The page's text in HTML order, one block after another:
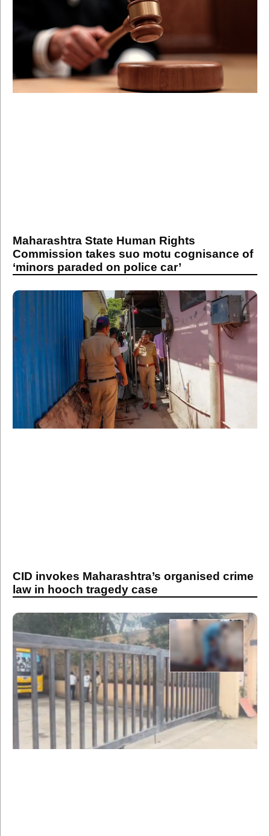
Maharashtra State Human Rights
Commission takes suo motu cognisance of
‘minors paraded on police car’
CID invokes Maharashtra’s organised crime
law in hooch tragedy case